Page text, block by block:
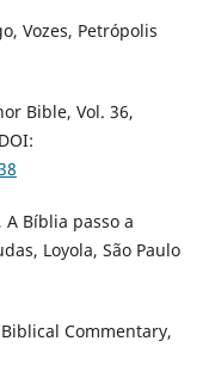
Vozes, Petrópolis
Bible, Vol. 36,
A Bíblia passo a
Loyola, São Paulo
Commentary,